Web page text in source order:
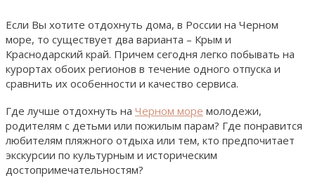
Если Вы хотите отдохнуть дома, в России на Черном
море, то существует два варианта – Крым и
Краснодарский край. Причем сегодня легко побывать на
курортах обоих регионов в течение одного отпуска и
сравнить их особенности и качество сервиса.
Где лучше отдохнуть на Черном море молодежи,
родителям с детьми или пожилым парам? Где понравится
любителям пляжного отдыха или тем, кто предпочитает
экскурсии по культурным и историческим
достопримечательностям?